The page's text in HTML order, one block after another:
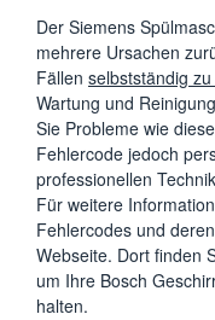
Der Siemens
mehrere Ursachen
Fällen selbstständig
Wartung und
Sie Probleme wie
Fehlercode jedoch
professionellen
Für weitere
Fehlercodes und
Webseite. Dort finden
um Ihre Bosch
halten.